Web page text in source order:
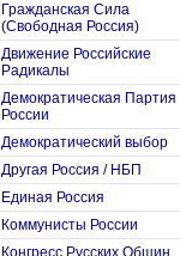
Гражданская Сила
(Свободная Россия)
Движение Российские
Радикалы
Демократическая Партия
России
Демократический выбор
Другая Россия / НБП
Единая Россия
Коммунисты России
Конгресс Русских Общин